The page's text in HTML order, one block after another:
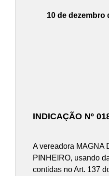
10 de dezembro
INDICAÇÃO Nº
A vereadora MAGNA
PINHEIRO, usando
contidas no Art. 137